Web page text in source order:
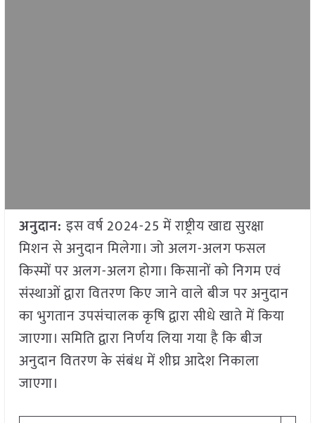
अनुदान:इस वर्ष 2024-25 में राष्ट्रीय खाद्य सुरक्षा
मिशन से अनुदान मिलेगा। जो अलग-अलग फसल
किस्मों पर अलग-अलग होगा। किसानों को निगम एवं
संस्थाओं द्वारा वितरण किए जाने वाले बीज पर अनुदान
का भुगतान उपसंचालक कृषि द्वारा सीधे खाते में किया
जाएगा। समिति द्वारा निर्णय लिया गया है कि बीज
अनुदान वितरण के संबंध में शीघ्र आदेश निकाला
जाएगा।